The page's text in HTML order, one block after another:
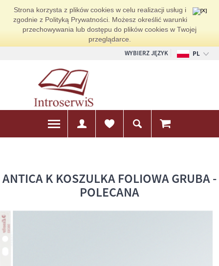
Strona korzysta z plików cookies w celu realizacji usług i
zgodnie z Polityką Prywatności. Możesz określić warunki
przechowywania lub dostępu do plików cookies w Twojej
przeglądarce.
WYBIERZ JĘZYK
PL
ANTICA K KOSZULKA FOLIOWA GRUBA -
POLECANA